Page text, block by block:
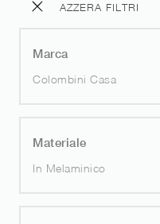
AZZERA FILTRI
Marca
Colombini Casa
Materiale
In Melaminico